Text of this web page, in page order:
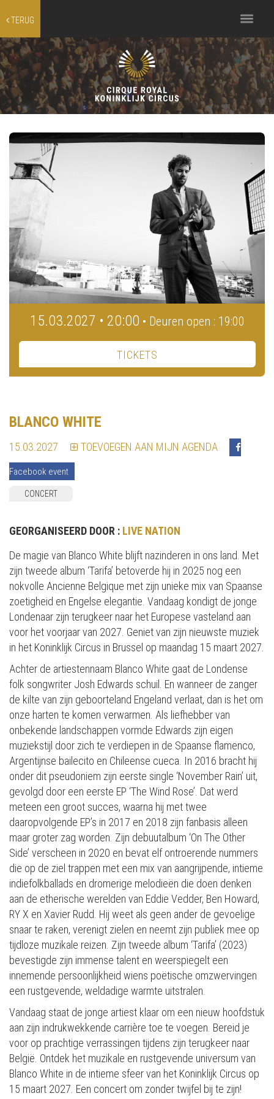
TERUG
Toggle
navigation
15.03.2027 • 20:00 • Deuren open : 19:00
TICKETS
BLANCO WHITE
15.03.2027 TOEVOEGEN AAN MIJN AGENDA
Facebook event
CONCERT
GEORGANISEERD DOOR : LIVE NATION
De magie van Blanco White blijft nazinderen in ons land. Met
zijn tweede album ‘Tarifa’ betoverde hij in 2025 nog een
nokvolle Ancienne Belgique met zijn unieke mix van Spaanse
zoetigheid en Engelse elegantie. Vandaag kondigt de jonge
Londenaar zijn terugkeer naar het Europese vasteland aan
voor het voorjaar van 2027. Geniet van zijn nieuwste muziek
in het Koninklijk Circus in Brussel op maandag 15 maart 2027.
Achter de artiestennaam Blanco White gaat de Londense
folk songwriter Josh Edwards schuil. En wanneer de zanger
de kilte van zijn geboorteland Engeland verlaat, dan is het om
onze harten te komen verwarmen. Als liefhebber van
onbekende landschappen vormde Edwards zijn eigen
muziekstijl door zich te verdiepen in de Spaanse flamenco,
Argentijnse bailecito en Chileense cueca. In 2016 bracht hij
onder dit pseudoniem zijn eerste single ‘November Rain’ uit,
gevolgd door een eerste EP ‘The Wind Rose’. Dat werd
meteen een groot succes, waarna hij met twee
daaropvolgende EP’s in 2017 en 2018 zijn fanbasis alleen
maar groter zag worden. Zijn debuutalbum ‘On The Other
Side’ verscheen in 2020 en bevat elf ontroerende nummers
die op de ziel trappen met een mix van aangrijpende, intieme
indiefolkballads en dromerige melodieën die doen denken
aan de etherische werelden van Eddie Vedder, Ben Howard,
RY X en Xavier Rudd. Hij weet als geen ander de gevoelige
snaar te raken, verenigt zielen en neemt zijn publiek mee op
tijdloze muzikale reizen. Zijn tweede album ‘Tarifa’ (2023)
bevestigde zijn immense talent en weerspiegelt een
innemende persoonlijkheid wiens poëtische omzwervingen
een rustgevende, weldadige warmte uitstralen.
Vandaag staat de jonge artiest klaar om een nieuw hoofdstuk
aan zijn indrukwekkende carrière toe te voegen. Bereid je
voor op prachtige verrassingen tijdens zijn terugkeer naar
België. Ontdek het muzikale en rustgevende universum van
Blanco White in de intieme sfeer van het Koninklijk Circus op
15 maart 2027. Een concert om zonder twijfel bij te zijn!